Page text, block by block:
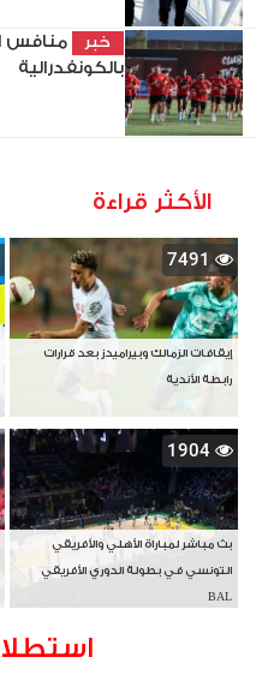
خبر
بالكونفدرالية
الأكثر قراءة
7491
إيقافات الزمالك وبيراميدز بعد قرارات
رابطة الأندية
1904
بث مباشر لمباراة الأهلي والأفريقي
التونسي في بطولة الدوري الأفريقي
BAL